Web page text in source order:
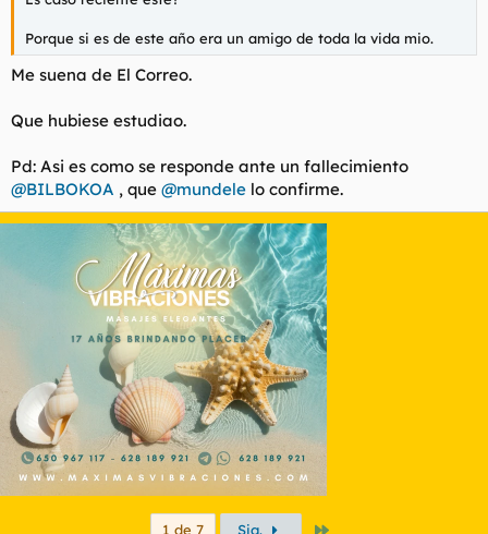
Porque si es de este año era un amigo de toda la vida mio.
Me suena de El Correo.
Que hubiese estudiao.
Pd: Asi es como se responde ante un fallecimiento
@BILBOKOA , que @mundele lo confirme.
1 de 7 Sig.